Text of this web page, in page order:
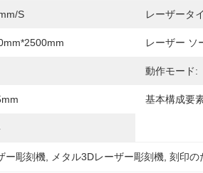
s レーザータ
レーザー ソ
動作モード:
基本構成要
ー彫刻機 メタル3Dレーザー彫刻機 , 刻印の